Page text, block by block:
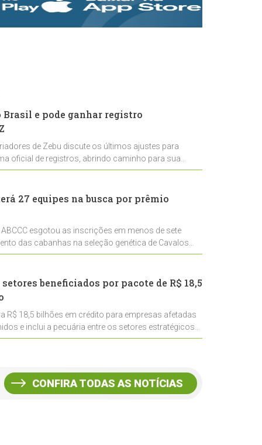
rastreabilidade e
rigor técnico para
Brasil e pode ganhar registro
de Zebu discute os últimos ajustes para
oficial de registros, abrindo caminho para sua
27 equipes na busca por prêmio
esgotou as inscrições em menos de sete
das cabanhas na seleção genética de Cavalos
beneficiados por pacote de R$ 18,5
R$ 18,5 bilhões em crédito para empresas afetadas
e inclui a pecuária entre os setores estratégicos
CONFIRA TODAS AS NOTÍCIAS